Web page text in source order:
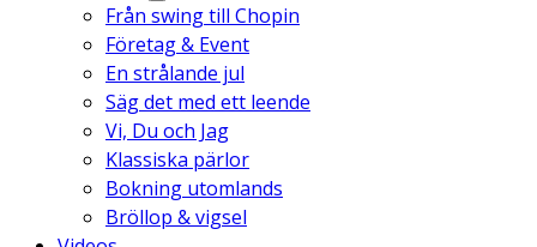
Från swing till Chopin
Företag & Event
En strålande jul
Säg det med ett leende
Vi, Du och Jag
Klassiska pärlor
Bokning utomlands
Bröllop & vigsel